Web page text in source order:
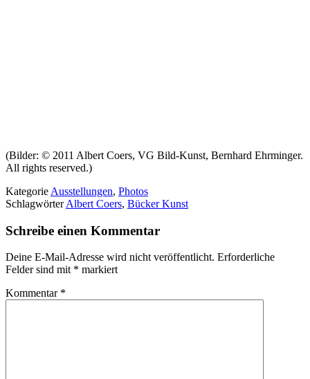
(Bilder: © 2011 Albert Coers, VG Bild-Kunst, Bernhard Ehrminger.
All rights reserved.)
Kategorie Ausstellungen, Photos
SchlagwörterAlbert Coers, Bücker Kunst
Schreibe einen Kommentar
Deine E-Mail-Adresse wird nicht veröffentlicht. Erforderliche
Felder sind mit * markiert
Kommentar *